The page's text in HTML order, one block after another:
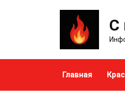
С
Главная